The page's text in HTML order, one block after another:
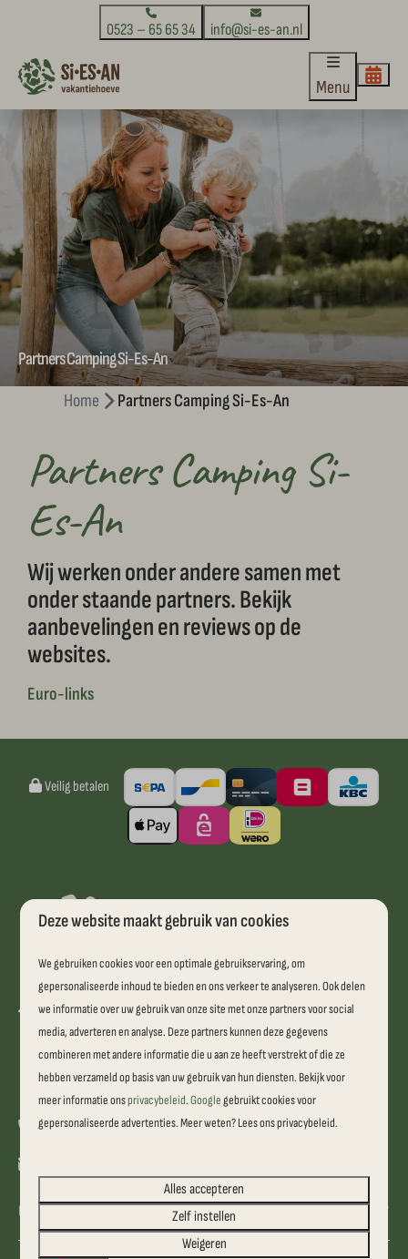
0523 – 65 65 34 info@si-es-an.nl
Menu
Partners Camping Si-Es-An
Home
Partners Camping Si-Es-An
Partners Camping Si-
Es-An
Wij werken onder andere samen met
onder staande partners. Bekijk
aanbevelingen en reviews op de
websites.
Euro-links
Veilig betalen
De Haar 7
7707 PK Balkbrug
Overijssel
Nederland
0523 – 65 65 34
Camping informatie
Deze website maakt gebruik van cookies
We gebruiken cookies voor een optimale gebruikservaring, om
gepersonaliseerde inhoud te bieden en ons verkeer te analyseren. Ook delen
we informatie over uw gebruik van onze site met onze partners voor social
media, adverteren en analyse. Deze partners kunnen deze gegevens
combineren met andere informatie die u aan ze heeft verstrekt of die ze
hebben verzameld op basis van uw gebruik van hun diensten. Bekijk voor
meer informatie onsprivacybeleid.Googlegebruikt cookies voor
gepersonaliseerde advertenties. Meer weten? Lees ons privacybeleid.
Alles accepteren
Zelf instellen
Weigeren